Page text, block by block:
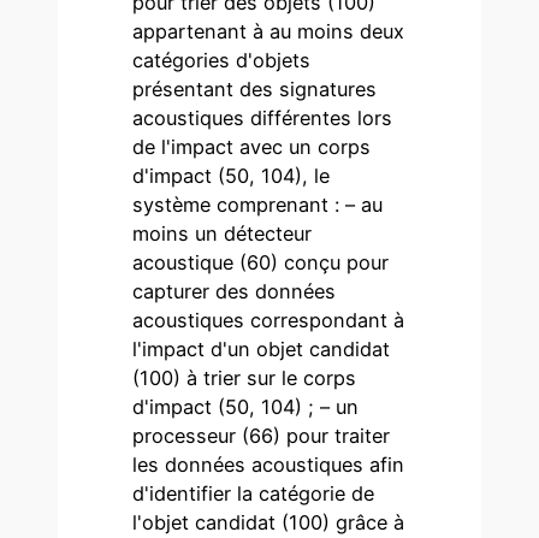
appartenant à au moins deux
catégories d'objets
présentant des signatures
acoustiques différentes lors
de l'impact avec un corps
d'impact (50, 104), le
système comprenant : – au
moins un détecteur
acoustique (60) conçu pour
capturer des données
acoustiques correspondant à
l'impact d'un objet candidat
(100) à trier sur le corps
d'impact (50, 104) ; – un
processeur (66) pour traiter
les données acoustiques afin
d'identifier la catégorie de
l'objet candidat (100) grâce à